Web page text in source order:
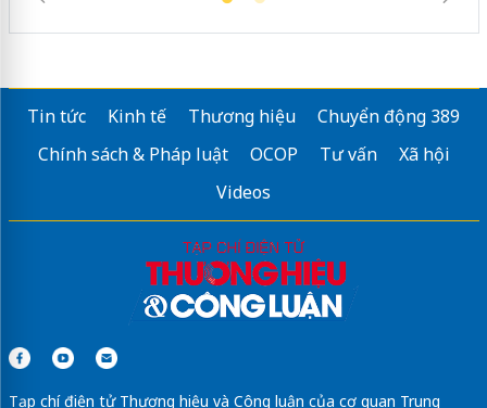
Tin tức Kinh tế Thương hiệu
Chuyển động 389
Chính sách & Pháp luật
OCOP Tư vấn
Xã hội
Videos
Tạp chí điện tử Thương hiệu và Công luận của cơ quan Trung